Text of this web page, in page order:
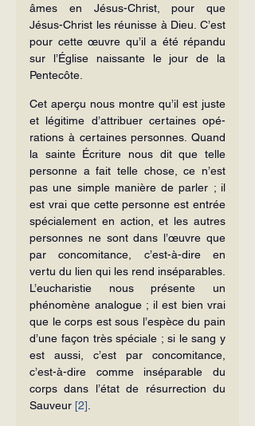
âmes en Jésus-Christ, pour que
Jésus-Christ les réunisse à Dieu. C’est
pour cette œuvre qu’il a été répandu
sur l’Église naissante le jour de la
Pentecôte.
Cet aperçu nous montre qu’il est juste
et légitime d’attribuer certaines opé­
rations à certaines personnes. Quand
la sainte Écriture nous dit que telle
per­sonne a fait telle chose, ce n’est
pas une simple manière de parler ; il
est vrai que cette personne est entrée
spécialement en action, et les autres
personnes ne sont dans l’œuvre que
par concomitance, c’est-à-dire en
vertu du lien qui les rend inséparables.
L’eucharistie nous présente un
phénomène analogue ; il est bien vrai
que le corps est sous l’espèce du pain
d’une façon très spéciale ; si le sang y
est aussi, c’est par concomitance,
c’est-à-dire comme inséparable du
corps dans l’état de résurrection du
Sauveur [2]